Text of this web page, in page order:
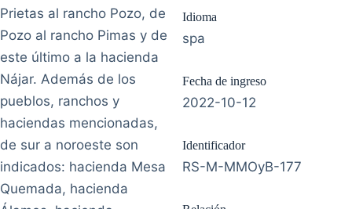
Prietas al rancho Pozo, de
Pozo al rancho Pimas y de
este último a la hacienda
Nájar. Además de los
pueblos, ranchos y
haciendas mencionadas,
de sur a noroeste son
indicados: hacienda Mesa
Quemada, hacienda
Idioma
spa
Fecha de ingreso
2022-10-12
Identificador
RS-M-MMOyB-177